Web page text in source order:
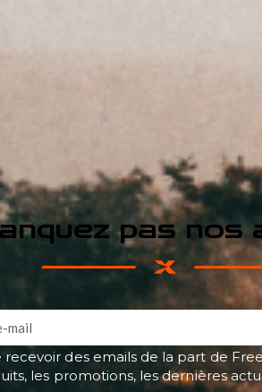
pas nos
recevoir des emails de la part de
les promotions, les dernières